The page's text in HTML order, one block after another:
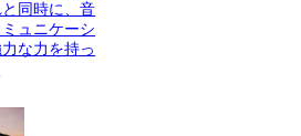
同時に、音
ュニケーシ
な力を持っ